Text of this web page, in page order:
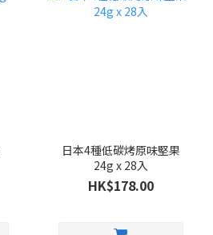
日本4種低碳烤原味堅果
24g x 28入
HK$178.00